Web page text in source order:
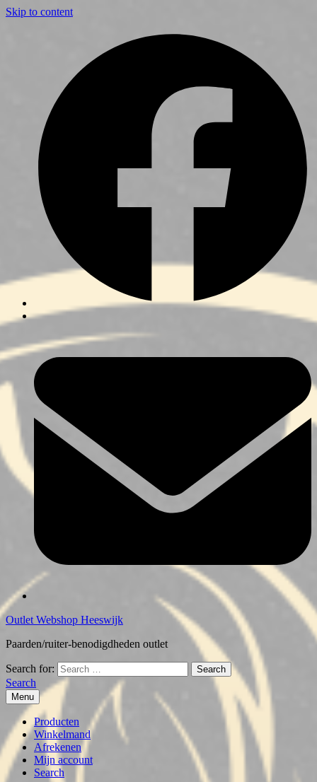
Skip to content
Outlet Webshop Heeswijk
Paarden/ruiter-benodigdheden outlet
Search for:
Search
Menu
Producten
Winkelmand
Afrekenen
Mijn account
Search